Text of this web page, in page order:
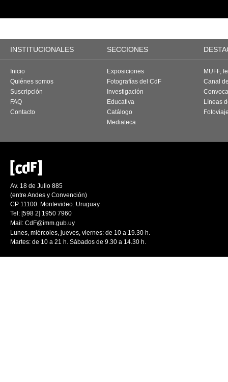
INSTITUCIONALES SECCIONES
Inicio
Quiénes somos
Suscripción
FAQ
Contacto
Exposiciones
Fotografías del CdF
Investigación
Educativa
Catálogo
Mediateca
MUFF,
Canal
Líneas
Av. 18 de Julio 885
(entre Andes y Convención)
CP 11100. Montevideo. Uruguay
Tel: [598 2] 1950 7960
Mail: CdF@imm.gub.uy
Lunes, miércoles, jueves, viernes: de 10 a 19.30 h.
Martes: de 10 a 21 h. Sábados de 9.30 a 14.30 h.